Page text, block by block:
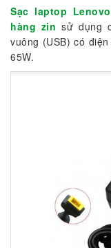
Sạc laptop
hàng zin sử dụng
vuông (USB) có
65W.